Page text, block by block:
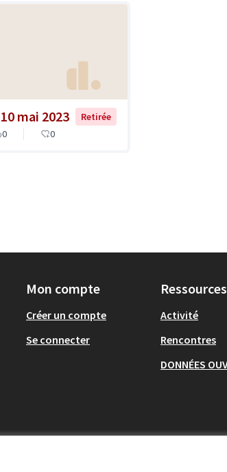
mai 2023
Retirée
0 0
Mon compte
Créer un compte
Se connecter
Ressources
Activité
Rencontres
DONNÉES